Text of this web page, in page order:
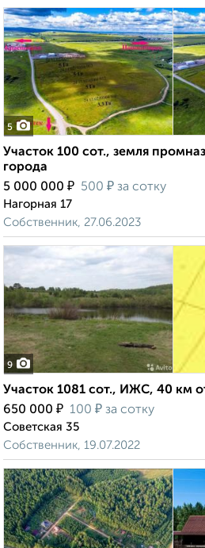
5
Участок 100 сот., земля
города
5 000 000 ₽ 500 ₽ за сотку
Нагорная 17
Собственник, 27.06.2023
9
Участок 1081 сот., ИЖС, 40 км
650 000 ₽ 100 ₽ за сотку
Советская 35
Собственник, 19.07.2022